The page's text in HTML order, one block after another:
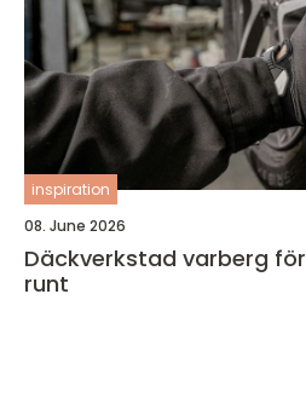
inspiration
08. June 2026
Däckverkstad varberg
runt